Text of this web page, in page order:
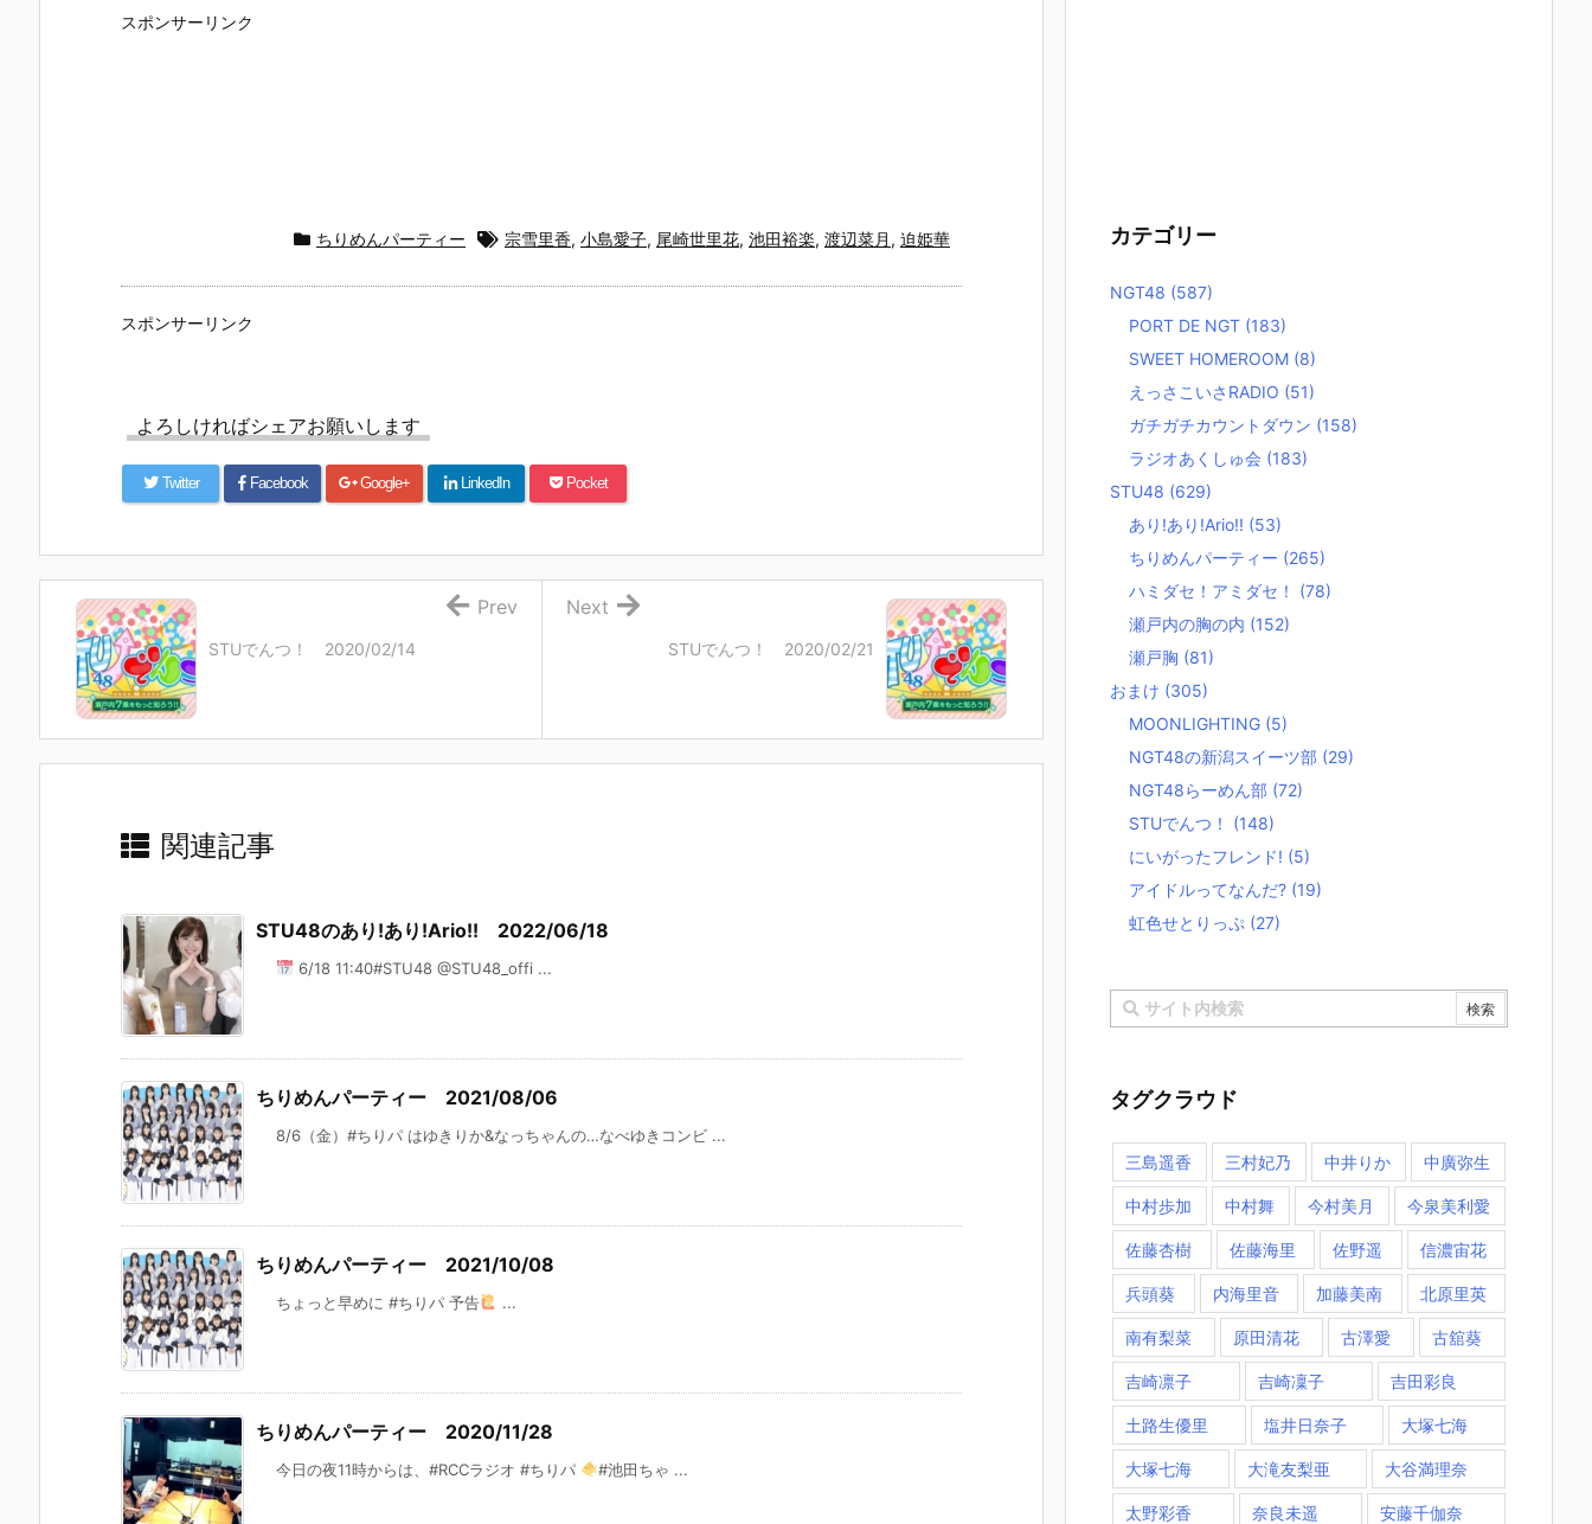
スポンサーリンク
ちりめんパーティー 宗雪里香, 小島愛子, 尾崎世里花, 池田裕楽, 渡辺菜月 , 迫姫華
スポンサーリンク
よろしければシェアお願いします
Twitter Facebook Google+ LinkedIn Pocket
STUでんつ！ 2020/02/21
Next
STUでんつ！ 2020/02/14
Prev
関連記事
STU48のあり!あり!Ario!! 2022/06/18
6/18 11:40#STU48 @STU48_offi ...
ちりめんパーティー 2021/08/06
8/6（金）#ちりパ はゆきりか&なっちゃんの…なべゆきコンビ ...
ちりめんパーティー 2021/10/08
ちょっと早めに #ちりパ 予告 ‍ ...
ちりめんパーティー 2020/11/28
今日の夜11時からは、#RCCラジオ #ちりパ #池田ちゃ ...
カテゴリー
NGT48 (587)
PORT DE NGT (183)
SWEET HOMEROOM (8)
えっさこいさRADIO (51)
ガチガチカウントダウン (158)
ラジオあくしゅ会 (183)
STU48 (629)
あり!あり!Ario!! (53)
ちりめんパーティー (265)
ハミダセ！アミダセ！ (78)
瀬戸内の胸の内 (152)
瀬戸胸 (81)
おまけ (305)
MOONLIGHTING (5)
NGT48の新潟スイーツ部 (29)
NGT48らーめん部 (72)
STUでんつ！ (148)
にいがったフレンド! (5)
アイドルってなんだ? (19)
虹色せとりっぷ (27)
タグクラウド
三島遥香 三村妃乃 中井りか 中廣弥生
中村歩加 中村舞 今村美月 今泉美利愛
佐藤杏樹 佐藤海里 佐野遥 信濃宙花
兵頭葵 内海里音 加藤美南 北原里英
南有梨菜 原田清花 古澤愛 古舘葵
吉崎凛子 吉崎凜子 吉田彩良
土路生優里 塩井日奈子 大塚七海
大塚七海​ 大滝友梨亜 大谷満理奈
太野彩香 奈良未遥 安藤千伽奈